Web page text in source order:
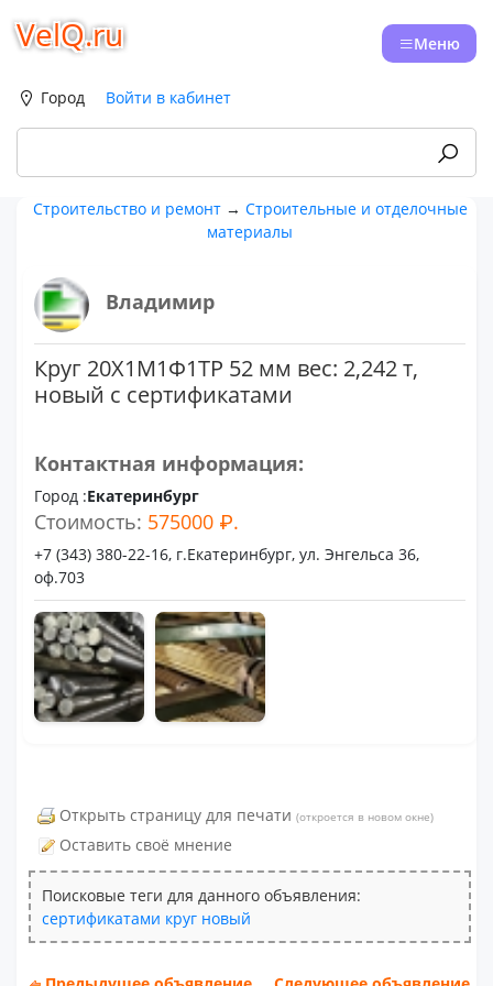
VelQ.ru Меню
Город Войти в кабинет
Строительство и ремонт→ Строительные и отделочные
материалы
Владимир
Круг 20Х1М1Ф1ТР 52 мм вес: 2,242 т,
новый с сертификатами
Контактная информация:
Город :Екатеринбург
Стоимость: 575000 ₽.
+7 (343) 380-22-16, г.Екатеринбург, ул. Энгельса 36,
оф.703
Открыть страницу для печати (откроется в новом окне)
Оставить своё мнение
Поисковые теги для данного объявления:
сертификатами круг новый